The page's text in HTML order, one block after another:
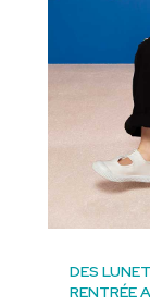
DES
RENTRÉE